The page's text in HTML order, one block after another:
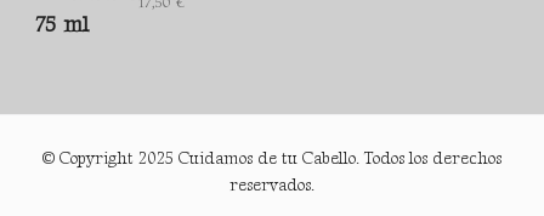
© Copyright 2025 Cuidamos de tu Cabello. Todos los derechos
reservados.